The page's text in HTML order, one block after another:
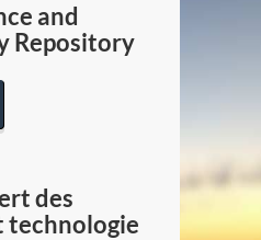
Canada
and
Repository
des
technologie